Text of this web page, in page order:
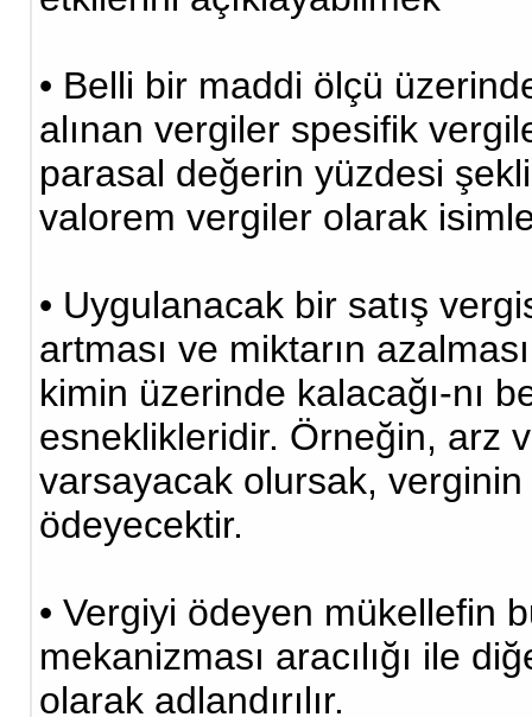
• Belli bir maddi ölçü
alınan vergiler spesifik
parasal değerin yüzdesi
valorem vergiler olarak
• Uygulanacak bir satış
artması ve miktarın
kimin üzerinde kalacağı-nı
esneklikleridir. Örneğin, arz
varsayacak olursak, verginin
ödeyecektir.
• Vergiyi ödeyen mükellefin
mekanizması aracılığı ile
olarak adlandırılır.